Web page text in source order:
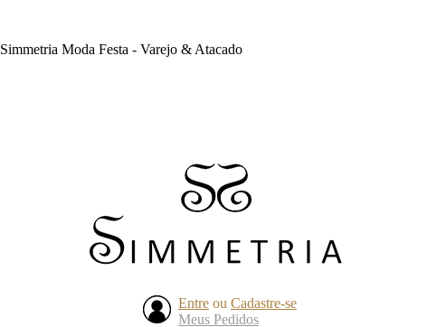
Simmetria Moda Festa - Varejo & Atacado
Entre ou Cadastre-se
Meus Pedidos